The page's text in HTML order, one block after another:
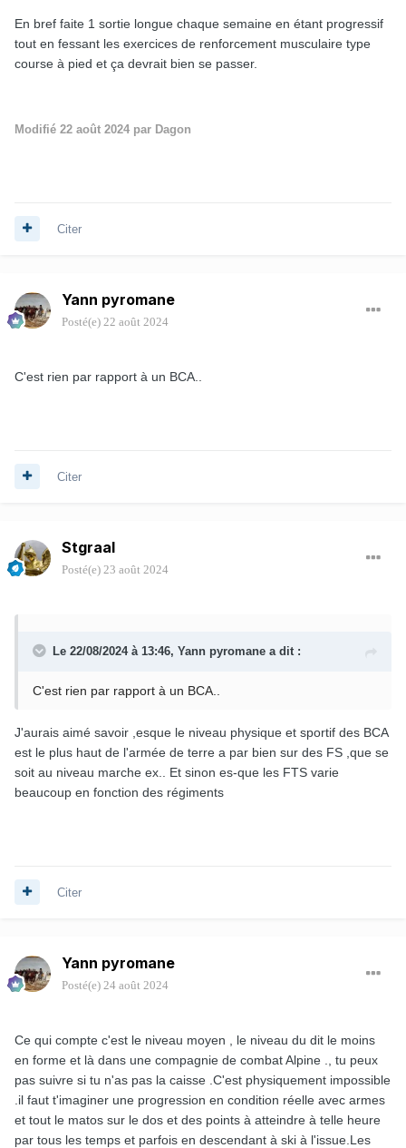
En bref faite 1 sortie longue chaque semaine en étant progressif
tout en fessant les exercices de renforcement musculaire type
course à pied et ça devrait bien se passer.
Modifié 22 août 2024 par Dagon
Citer
Yann pyromane
Posté(e) 22 août 2024
C'est rien par rapport à un BCA..
Citer
Stgraal
Posté(e) 23 août 2024
Le 22/08/2024 à 13:46, Yann pyromane a dit :
C'est rien par rapport à un BCA..
J'aurais aimé savoir ,esque le niveau physique et sportif des BCA
est le plus haut de l'armée de terre a par bien sur des FS ,que se
soit au niveau marche ex.. Et sinon es-que les FTS varie
beaucoup en fonction des régiments
Citer
Yann pyromane
Posté(e) 24 août 2024
Ce qui compte c'est le niveau moyen , le niveau du dit le moins
en forme et là dans une compagnie de combat Alpine ., tu peux
pas suivre si tu n'as pas la caisse .C'est physiquement impossible
.il faut t'imaginer une progression en condition réelle avec armes
et tout le matos sur le dos et des points à atteindre à telle heure
par tous les temps et parfois en descendant à ski à l'issue.Les